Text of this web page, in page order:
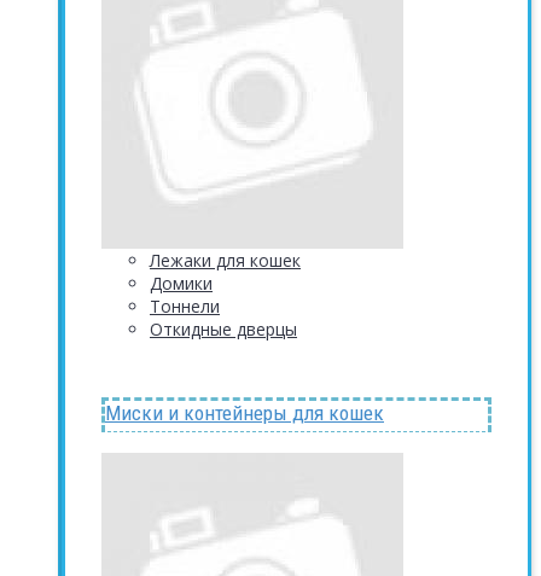
Лежаки для кошек
Домики
Тоннели
Откидные дверцы
Миски и контейнеры для кошек